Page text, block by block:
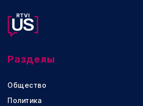
Разделы
Общество
Политика